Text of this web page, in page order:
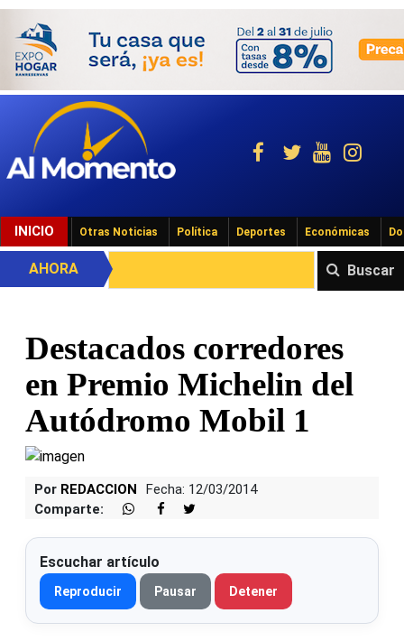
INICIO Otras Noticias Política Deportes Económicas
Buscar
AHORA
Destacados corredores
en Premio Michelin del
Autódromo Mobil 1
Por REDACCION
Fecha: 12/03/2014
Comparte:
Escuchar artículo
Reproducir Pausar Detener